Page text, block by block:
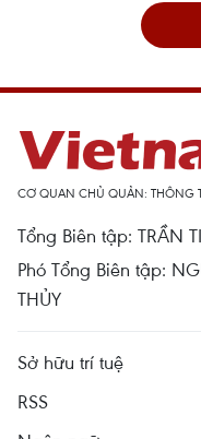
CƠ QUAN CHỦ QUẢN: THÔNG
Tổng Biên tập: TRẦN
Phó Tổng Biên tập:
THỦY
Sở hữu trí tuệ
RSS